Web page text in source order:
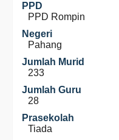
PPD
PPD Rompin
Negeri
Pahang
Jumlah Murid
233
Jumlah Guru
28
Prasekolah
Tiada